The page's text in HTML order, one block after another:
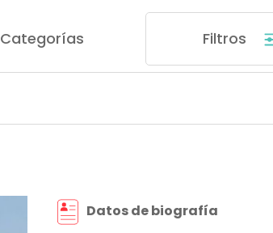
Categorías Filtros
Datos de biografía